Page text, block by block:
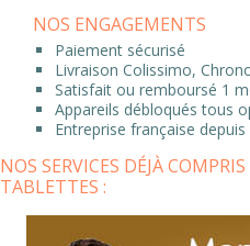
NOS ENGAGEMENTS
Paiement sécurisé
Livraison Colissimo,
Satisfait ou remboursé 1
Appareils débloqués tous
Entreprise française
NOS SERVICES DÉJÀ
TABLETTES :